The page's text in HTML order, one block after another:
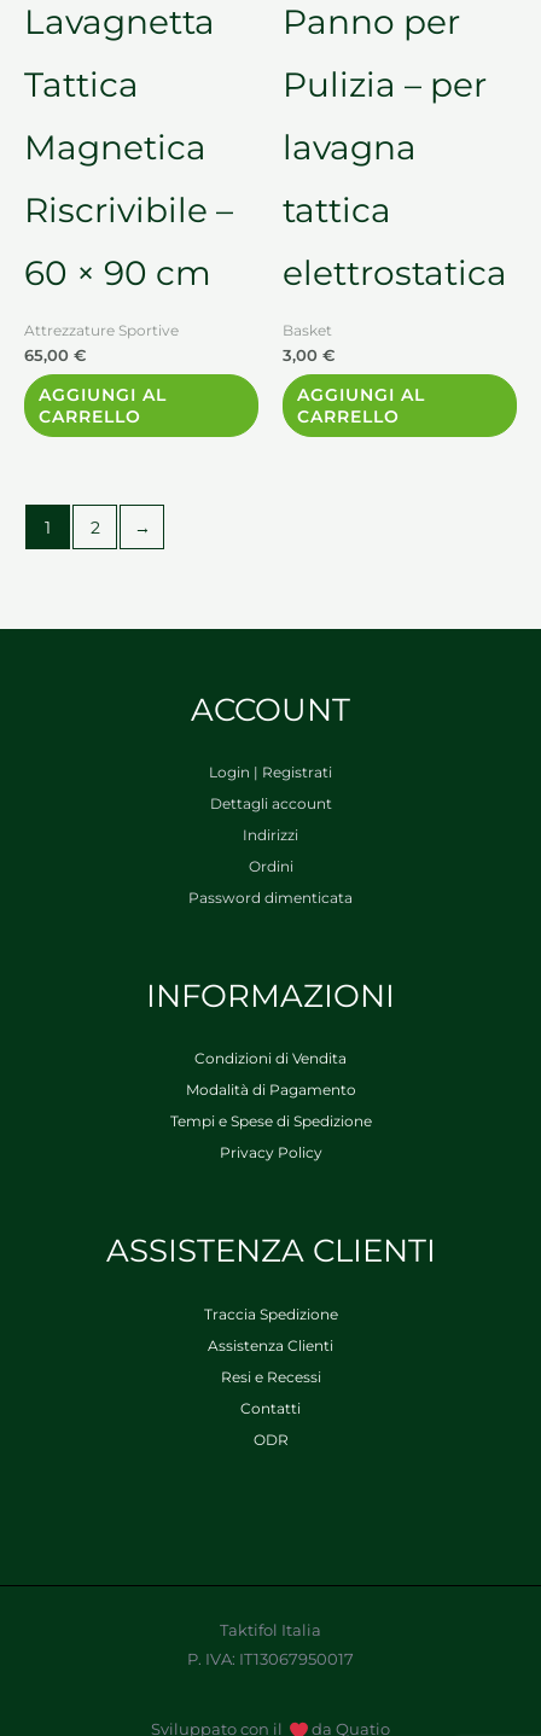
Lavagnetta
Tattica
Magnetica
Riscrivibile –
60 × 90 cm
Attrezzature Sportive
65,00 €
AGGIUNGI AL
CARRELLO
Panno per
Pulizia – per
lavagna
tattica
elettrostatica
Basket
3,00 €
AGGIUNGI AL
CARRELLO
1 2 →
ACCOUNT
Login | Registrati
Dettagli account
Indirizzi
Ordini
Password dimenticata
INFORMAZIONI
Condizioni di Vendita
Modalità di Pagamento
Tempi e Spese di Spedizione
Privacy Policy
ASSISTENZA CLIENTI
Traccia Spedizione
Assistenza Clienti
Resi e Recessi
Contatti
ODR
Taktifol Italia
P. IVA: IT13067950017
Sviluppato con il da Quatio